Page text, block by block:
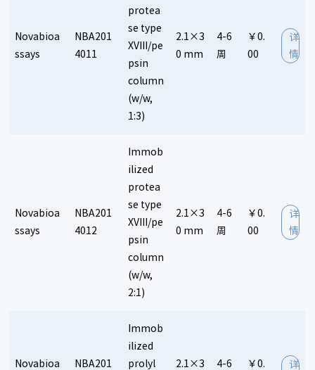
Novabioa
ssays
NBA201
4011
protea
se type
XVIII/pe
psin
column
(w/w,
1:3)
2.1×3
0 mm
4-6
周
￥0.
00
详
情
Novabioa
ssays
NBA201
4012
Immob
ilized
protea
se type
XVIII/pe
psin
column
(w/w,
2:1)
2.1×3
0 mm
4-6
周
￥0.
00
详
情
Novabioa
NBA201
Immob
ilized
prolyl
2.1×3
4-6
￥0.
详